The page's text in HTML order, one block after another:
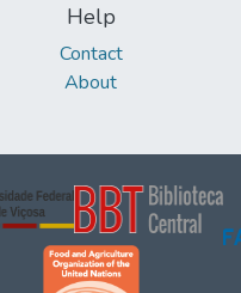
Help
Contact
About